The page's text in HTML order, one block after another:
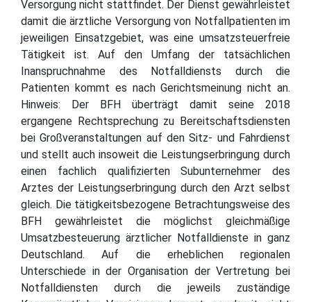
Versorgung nicht stattfindet. Der Dienst gewährleistet
damit die ärztliche Versorgung von Notfallpatienten im
jeweiligen Einsatzgebiet, was eine umsatzsteuerfreie
Tätigkeit ist. Auf den Umfang der tatsächlichen
Inanspruchnahme des Notfalldiensts durch die
Patienten kommt es nach Gerichtsmeinung nicht an.
Hinweis: Der BFH überträgt damit seine 2018
ergangene Rechtsprechung zu Bereitschaftsdiensten
bei Großveranstaltungen auf den Sitz- und Fahrdienst
und stellt auch insoweit die Leistungserbringung durch
einen fachlich qualifizierten Subunternehmer des
Arztes der Leistungserbringung durch den Arzt selbst
gleich. Die tätigkeitsbezogene Betrachtungsweise des
BFH gewährleistet die möglichst gleichmäßige
Umsatzbesteuerung ärztlicher Notfalldienste in ganz
Deutschland. Auf die erheblichen regionalen
Unterschiede in der Organisation der Vertretung bei
Notfalldiensten durch die jeweils zuständige